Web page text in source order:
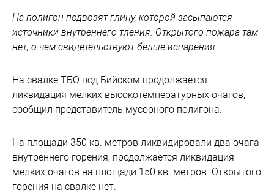
На полигон подвозят глину, которой засыпаются
источники внутреннего тления. Открытого пожара там
нет, о чем свидетельствуют белые испарения
На свалке ТБО под Бийском продолжается
ликвидация мелких высокотемпературных очагов,
сообщил представитель мусорного полигона.
На площади 350 кв. метров ликвидировали два очага
внутреннего горения, продолжается ликвидация
мелких очагов на площади 150 кв. метров. Открытого
горения на свалке нет.